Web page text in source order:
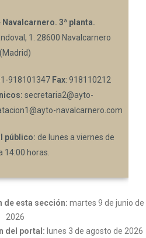
Navalcarnero. 3ª planta.
1. 28600 Navalcarnero
(Madrid)
918101347 Fax: 918110212
secretaria2@ayto-
navalcarnero.com
público: de lunes a viernes de
14:00 horas.
de esta sección: martes 9 de junio de
2026
del portal: lunes 3 de agosto de 2026